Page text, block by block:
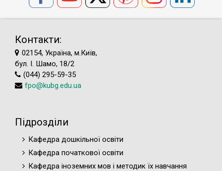
Контакти:
02154, Україна, м.Київ,
бул. І. Шамо, 18/2
(044) 295-59-35
fpo@kubg.edu.ua
Підрозділи
Кафедра дошкільної освіти
Кафедра початкової освіти
Кафедра іноземних мов і методик їх навчання